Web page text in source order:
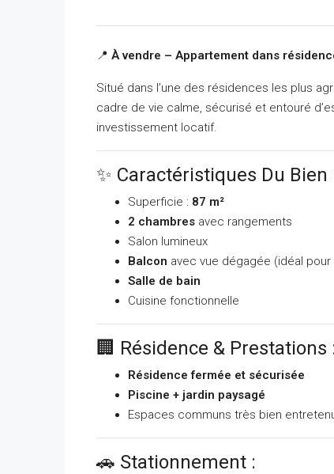
📍 À vendre – Appartement dans
Situé dans l’une des résidences les plus
cadre de vie calme, sécurisé et entouré
investissement locatif.
✨ Caractéristiques Du Bien
Superficie : 87 m²
2 chambres avec rangements
Salon lumineux
Balcon avec vue dégagée (idéal
Salle de bain
Cuisine fonctionnelle
🏢 Résidence & Prestations
Résidence fermée et sécurisée
Piscine + jardin paysagé
Espaces communs très bien
🚗 Stationnement :